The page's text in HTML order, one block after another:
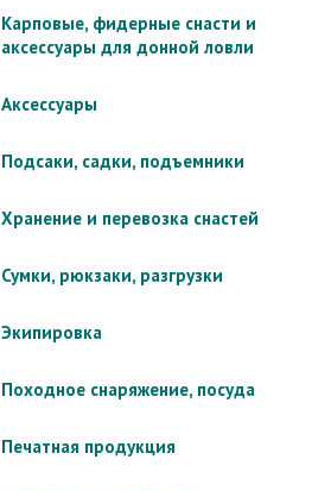
Карповые, фидерные снасти и
аксессуары для донной ловли
Аксессуары
Подсаки, садки, подъемники
Хранение и перевозка снастей
Сумки, рюкзаки, разгрузки
Экипировка
Походное снаряжение, посуда
Печатная продукция